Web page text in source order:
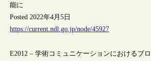
能に
Posted 2022年4月5日
https://current.ndl.go.jp/node/45927
E2012 – 学術コミュニケーションにおけるブロ